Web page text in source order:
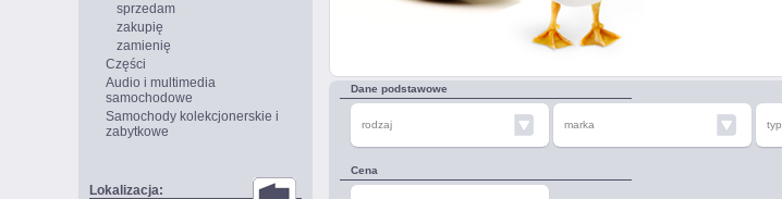
sprzedam
zakupię
zamienię
Części
Audio i multimedia
samochodowe
Samochody kolekcjonerskie i
zabytkowe
Lokalizacja:
Dane podstawowe
rodzaj marka typ
Cena